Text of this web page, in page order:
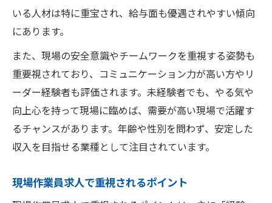
いる人材は特に重宝され、給与面も優遇されやすい傾向
にあります。
また、現場の安全意識やチームワークを重視する姿勢も
重要視されており、コミュニケーション力が高い方やリ
ーダー経験者も評価されます。未経験者でも、やる気や
向上心を持って現場に臨めば、需要が高い現場で活躍す
るチャンスがあります。年齢や性別を問わず、安定した
収入を目指せる業種として注目されています。
現場作業員求人で重視されるポイント